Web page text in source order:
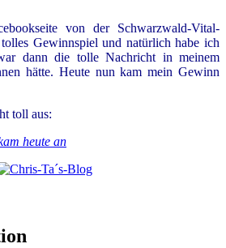
von der Schwarzwald-Vital-
Gewinnspiel und natürlich habe ich
dann die tolle Nachricht in meinem
hätte. Heute nun kam mein Gewinn
toll aus: